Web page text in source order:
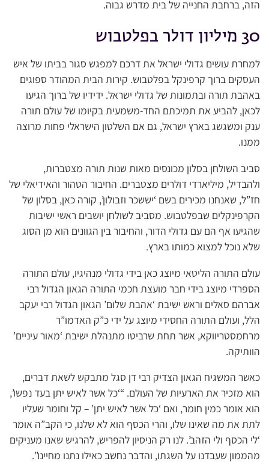
הזה, ברחבת החנייה של בית מדרש גבוה.
30 מיליון דולר בפלטבוש
למחרת עושים גדולי ישראל את דרכם למפגש סגור בביתו של איש
העסקים ברוך קרפינקל בפלטבוש. קירות הבית המהודר ספוגים
באהבת תורה ובתמונות של גדולי ישראל. ידידיו של ברוך הגיעו
לכאן, להביע את תמיכתם החד-משמעית בקיומו של עולם תורה
ענק ומשגשג בארץ ישראל, גם אם השלטון הישראלי פחות מרוצה
ממנו.
סביב השולחן בסלון מכונסים מאות שנות תורה מצטברות,
ולהבדיל, מיליארדי דולרים מצטברים. החיבור הטהור והאידיאלי של
חז”ל, שאנחנו מכירים בשם ‘יששכר וזבולון’, קורה כאן, בסלון של
הקרפינקלים שבפלטבוש. מסביב לשולחן יושבים ראשי ישיבות
שהגיעו אף הם עם גדולי הדור, והחיבור בין הגוונים הוא מן הסוג
שלא נוכל למצוא כמותו בארץ.
עולם התורה הליטאי מיוצג כאן בידי גדולי מנהיגיו, עולם התורה
הספרדי מיוצג בידי חבר מועצת חכמי התורה הגאון הגדול רבי
אברהם סאלים וראש ישיבת ‘אהבת שלום’ הגאון הגדול רבי יעקב
הלל, ועולם התורה החסידי מיוצג על ידי כ”ק האדמו”ר
מרחמסטריווקא, אשר תחת שרביטו מתנהלת ישיבת ‘מאור עיניים’
הוותיקה.
כאשר המשגיח הגאון הצדיק רבי דן סגל מתבקש לשאת דברים,
הוא מזכיר את הארעיות של העולם. “‘כל אשר לאיש יתן בעד נפשו’,
הוא אומר כמין חומר, ואם ‘כל אשר לאיש יתן’ – קל וחומר שעליו
לתת את מה שאינו שלו, והרי הכסף הוא לא שלנו, כי הקב”ה אומר
‘לי הכסף ולי הזהב’. לנו רק הניסיון להפריש, להרגיש שאנו מעניקים
מהממון שעבדנו על השגתו, והדבר נחשב כאילו נתנו מחיינו”.